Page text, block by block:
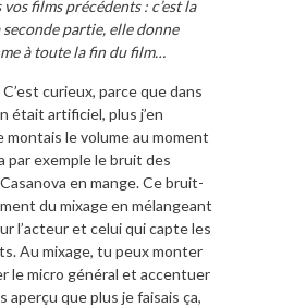
films précédents : c’est la
seconde partie, elle donne
à toute la fin du film…
C’est curieux, parce que dans
était artificiel, plus j’en
le volume au moment
par exemple le bruit des
en mange. Ce bruit-
du mixage en mélangeant
l’acteur et celui qui capte les
Au mixage, tu peux monter
le micro général et accentuer
aperçu que plus je faisais ça,